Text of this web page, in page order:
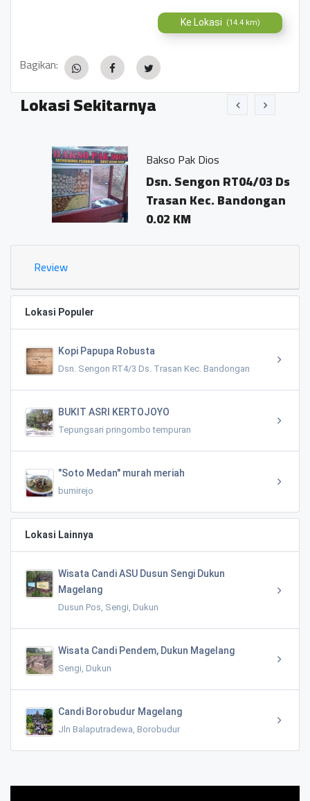
Ke Lokasi (14.4 km)
Bagikan:
Lokasi Sekitarnya
Bakso Pak Dios
Dsn. Sengon RT04/03 Ds.
Trasan Kec. Bandongan
0.02 KM
Review
Lokasi Populer
Kopi Papupa Robusta
Dsn. Sengon RT4/3 Ds. Trasan Kec. Bandongan
BUKIT ASRI KERTOJOYO
Tepungsari pringombo tempuran
"Soto Medan" murah meriah
bumirejo
Lokasi Lainnya
Wisata Candi ASU Dusun Sengi Dukun
Magelang
Dusun Pos, Sengi, Dukun
Wisata Candi Pendem, Dukun Magelang
Sengi, Dukun
Candi Borobudur Magelang
Jln Balaputradewa, Borobudur